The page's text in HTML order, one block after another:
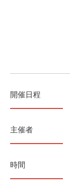
開催日程
主催者
時間